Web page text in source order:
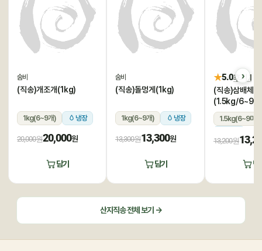
숨비
(직송)개조개(1kg)
1kg(6~9개) 냉장
20,000원20,000원
담기
숨비
(직송)돌멍게(1kg)
1kg(6~9개) 냉장
13,300원13,300원
담기
★5.0후기 1
(직송)삼배체굴
(1.5kg/6~9
1.5kg(6~9미)
13,200원
담
산지직송 전체 보기 →